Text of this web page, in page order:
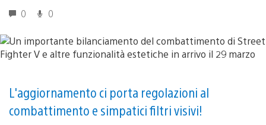
0 0
L'aggiornamento ci porta regolazioni al
combattimento e simpatici filtri visivi!